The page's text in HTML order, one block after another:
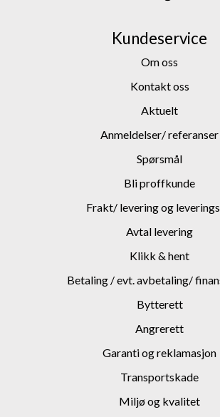
Kundeservice
Om oss
Kontakt oss
Aktuelt
Anmeldelser/ referanser
Spørsmål
Bli proffkunde
Frakt/ levering og
Avtal levering
Klikk & hent
Betaling / evt. avbetaling/
Bytterett
Angrerett
Garanti og reklamasjon
Transportskade
Miljø og kvalitet